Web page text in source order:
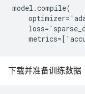
model.compile(
下载并准备训练数据